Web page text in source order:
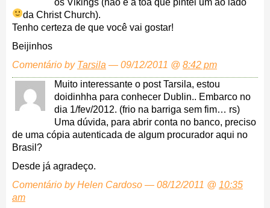
da Christ Church).
Tenho certeza de que você vai gostar!
Beijinhos
Comentário by Tarsila — 09/12/2011 @ 8:42 pm
Muito interessante o post Tarsila, estou
doidinhha para conhecer Dublin.. Embarco no
dia 1/fev/2012. (frio na barriga sem fim… rs)
Uma dúvida, para abrir conta no banco, preciso
de uma cópia autenticada de algum procurador aqui no
Brasil?
Desde já agradeço.
Comentário by Helen Cardoso — 08/12/2011 @ 10:35
am